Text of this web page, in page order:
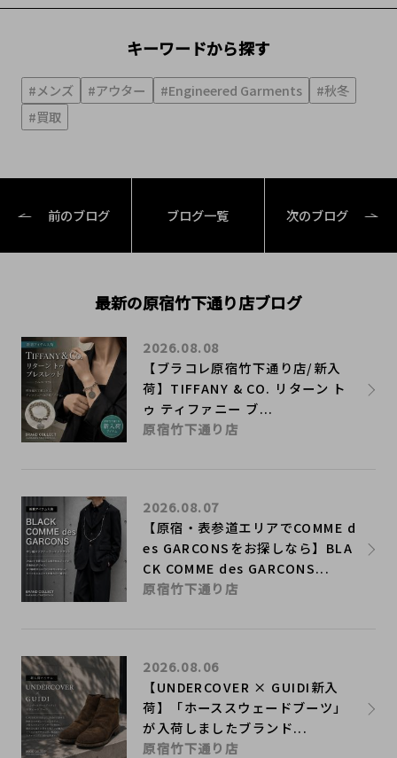
キーワードから探す
#メンズ #アウター #Engineered Garments
#秋冬
#買取
前のブログ ブログ一覧 次のブログ
最新の原宿竹下通り店ブログ
【ブラコレ原宿竹下通り店/新入
荷】TIFFANY & CO. リターン ト
ゥ ティファニー ブ...
2026.08.08
原宿竹下通り店
【原宿・表参道エリアでCOMME d
es GARCONSをお探しなら】BLA
CK COMME des GARCONS...
2026.08.07
原宿竹下通り店
【UNDERCOVER × GUIDI新入
荷】「ホーススウェードブーツ」
が入荷しましたブランド...
2026.08.06
原宿竹下通り店